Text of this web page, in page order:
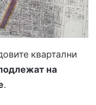
квартални
на
.